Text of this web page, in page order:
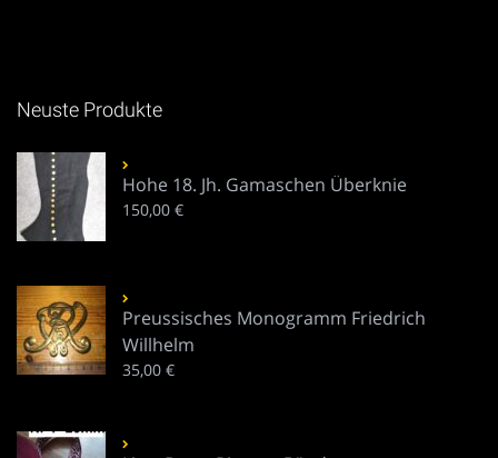
Neuste Produkte
Hohe 18. Jh. Gamaschen Überknie
150,00 €
Preussisches Monogramm Friedrich
Willhelm
35,00 €